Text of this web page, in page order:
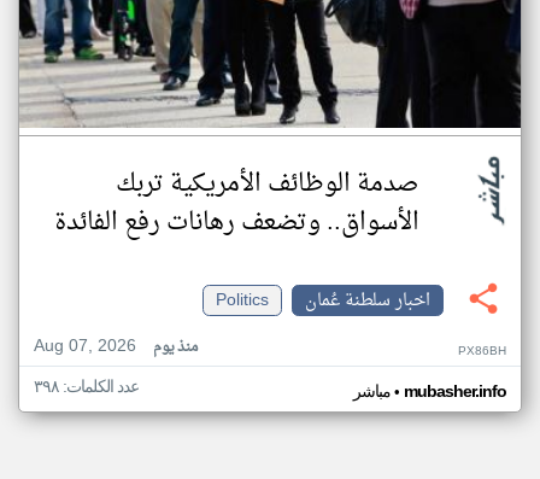
صدمة الوظائف الأمريكية تربك
الأسواق.. وتضعف رهانات رفع الفائدة
اخبار سلطنة عُمان
Politics
Aug 07, 2026
منذ يوم PX86BH
مباشر• mubasher.info عدد الكلمات: ٣٩٨